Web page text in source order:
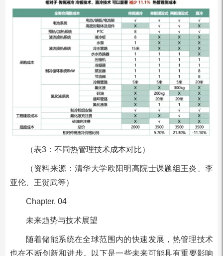
（表3：不同热管理技术成本对比）
（资料来源：清华大学欧阳明高院士课题组王炎、李
亚伦、王贺武等）
Chapter. 04
未来趋势与技术展望
随着储能系统在全球范围内的快速发展，热管理技术
也在不断创新和进步。以下是一些未来可能具有重要影响